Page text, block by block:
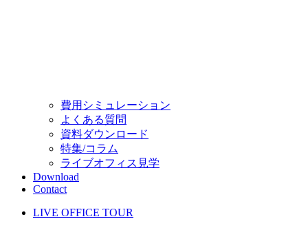
費用シミュレーション
よくある質問
資料ダウンロード
特集/コラム
ライブオフィス見学
Download
Contact
LIVE OFFICE TOUR